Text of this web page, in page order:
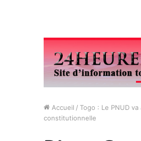
Accueil / Togo : Le PNUD
constitutionnelle